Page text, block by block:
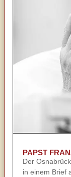
PAPST
Der
in einem Brief